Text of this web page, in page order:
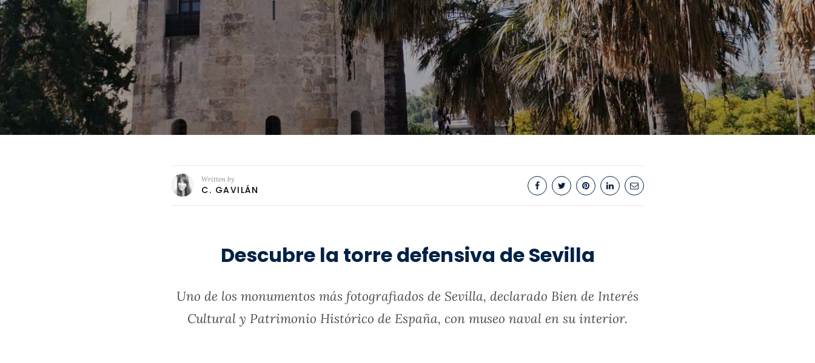
Written by
C. GAVILÁN
Descubre la torre defensiva de Sevilla
Uno de los monumentos más fotografiados de Sevilla, declarado Bien de Interés
Cultural y Patrimonio Histórico de España, con museo naval en su interior.